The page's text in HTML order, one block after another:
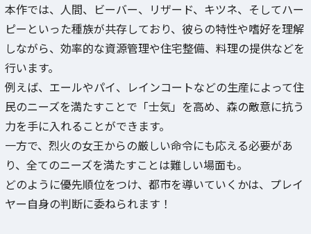
本作では、人間、ビーバー、リザード、キツネ、そしてハー
ピーといった種族が共存しており、彼らの特性や嗜好を理解
しながら、効率的な資源管理や住宅整備、料理の提供などを
行います。
例えば、エールやパイ、レインコートなどの生産によって住
民のニーズを満たすことで「士気」を高め、森の敵意に抗う
力を手に入れることができます。
一方で、烈火の女王からの厳しい命令にも応える必要があ
り、全てのニーズを満たすことは難しい場面も。
どのように優先順位をつけ、都市を導いていくかは、プレイ
ヤー自身の判断に委ねられます！